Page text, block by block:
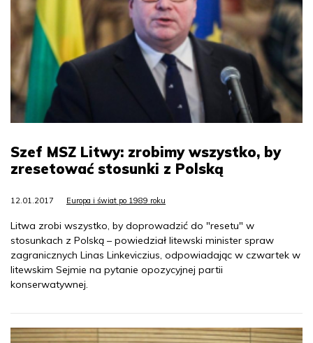
Szef MSZ Litwy: zrobimy wszystko, by
zresetować stosunki z Polską
12.01.2017 Europa i świat po 1989 roku
Litwa zrobi wszystko, by doprowadzić do "resetu" w
stosunkach z Polską – powiedział litewski minister spraw
zagranicznych Linas Linkeviczius, odpowiadając w czwartek w
litewskim Sejmie na pytanie opozycyjnej partii
konserwatywnej.